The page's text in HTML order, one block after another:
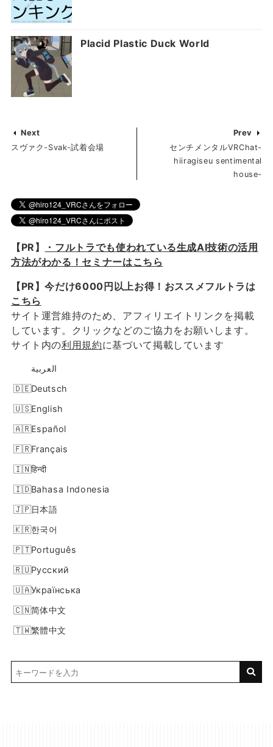
Placid Plastic Duck World
Next
スヴァク-Svak-試着会場
Prev
センチメンタルVRChat-
hiiragiseu sentimental
house-
【PR】
・フルトラでも使われている生成AI技術の活用
方法がわかる！セミナーはこちら
【PR】今だけ6000円以上お得！おススメフルトラは
こちら
サイト運営維持のため、アフィリエイトリンクを掲載
しています。クリックなどのご協力をお願いします。
サイト内の利用規約に基づいて掲載しています
العربية
Deutsch
English
Español
Français
हिन्दी
Bahasa Indonesia
日本語
한국어
Português
Русский
Українська
简体中文
繁體中文